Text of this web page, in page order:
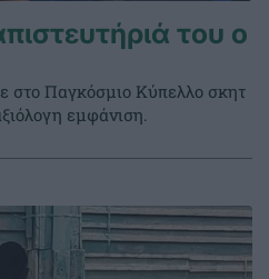
του ο
στο Παγκόσμιο Κύπελλο σκητ
εμφάνιση.